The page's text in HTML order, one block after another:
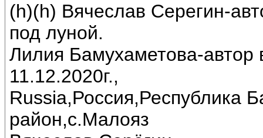
(h)(h) Вячеслав Серегин-
под луной.
Лилия Бамухаметова-автор
11.12.2020г.,
Russia,Россия,Республика
район,с.Малояз